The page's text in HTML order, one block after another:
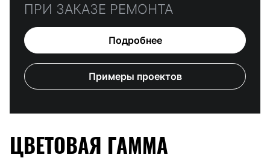
ПРИ ЗАКАЗЕ РЕМОНТА
Подробнее
Примеры проектов
ЦВЕТОВАЯ ГАММА